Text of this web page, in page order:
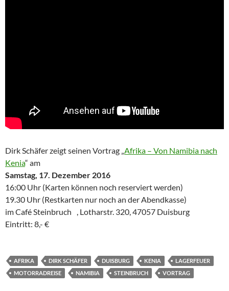
Dirk Schäfer zeigt seinen Vortrag „Afrika – Von Namibia nach
Kenia“ am
Samstag, 17. Dezember 2016
16:00 Uhr (Karten können noch reserviert werden)
19.30 Uhr (Restkarten nur noch an der Abendkasse)
im Café Steinbruch , Lotharstr. 320, 47057 Duisburg
Eintritt: 8,- €
AFRIKA DIRK SCHÄFER DUISBURG KENIA
LAGERFEUER
MOTORRADREISE
NAMIBIA STEINBRUCH VORTRAG